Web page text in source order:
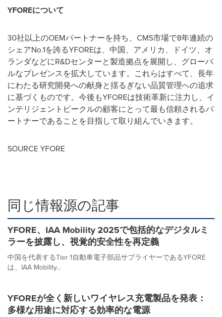
YFOREについて
30社以上のOEMパートナーを持ち、CMS市場で8年連続の
シェアNo.1を誇るYFOREは、中国、アメリカ、ドイツ、オ
ランダなどにR&Dセンターと製造拠点を展開し、グローバ
ルなプレゼンスを拡大しています。これらはすべて、長年
にわたる研究開発への献身と揺るぎない品質管理への追求
に基づくものです。今後もYFOREは技術革新に注力し、イ
ンテリジェントビークルの顧客にとって最も信頼されるパ
ートナーであることを目指して取り組んでいきます。
SOURCE YFORE
同じ情報源の記事
YFORE、IAA Mobility 2025で包括的なデジタルミ
ラーを披露し、視覚的安全性を再定義
中国を代表するTier 1自動車電子部品サプライヤーであるYFORE
は、IAA Mobility...
YFOREが全く新しいワイヤレス充電製品を発表：
多様な用途に対応する効率的な電源